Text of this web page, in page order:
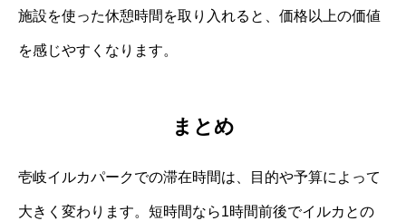
施設を使った休憩時間を取り入れると、価格以上の価値
を感じやすくなります。
まとめ
壱岐イルカパークでの滞在時間は、目的や予算によって
大きく変わります。短時間なら1時間前後でイルカとの